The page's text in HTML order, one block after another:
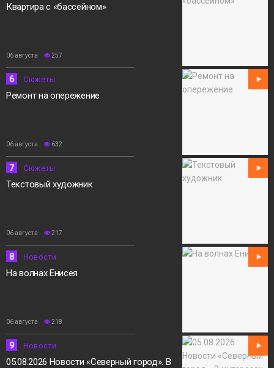
Квартира с «бассейном»
06 августа 257
6 Сюжеты
Ремонт на опережение
06 августа 632
7 Сюжеты
Текстовый художник
06 августа 217
8 Новости
На волнах Енисея
06 августа 218
9 Новости
05.08.2026 Новости «Северный город». В